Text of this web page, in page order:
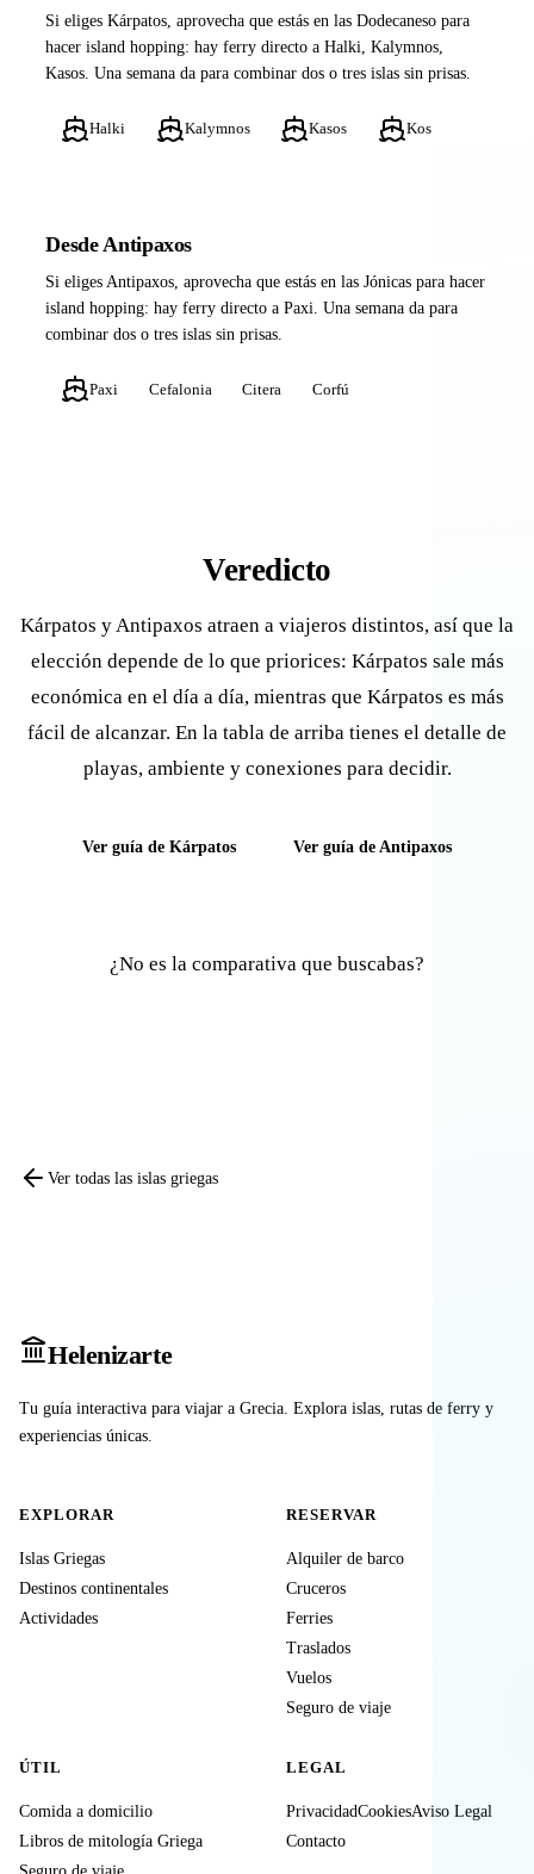
Si eliges Kárpatos, aprovecha que estás en las Dodecaneso para
hacer island hopping: hay ferry directo a Halki, Kalymnos,
Kasos. Una semana da para combinar dos o tres islas sin prisas.
Halki Kalymnos Kasos Kos
Desde Antipaxos
Si eliges Antipaxos, aprovecha que estás en las Jónicas para hacer
island hopping: hay ferry directo a Paxi. Una semana da para
combinar dos o tres islas sin prisas.
Paxi Cefalonia Citera Corfú
Veredicto
Kárpatos y Antipaxos atraen a viajeros distintos, así que la
elección depende de lo que priorices: Kárpatos sale más
económica en el día a día, mientras que Kárpatos es más
fácil de alcanzar. En la tabla de arriba tienes el detalle de
playas, ambiente y conexiones para decidir.
Ver guía de Kárpatos Ver guía de Antipaxos
¿No es la comparativa que buscabas?
Ver todas las islas griegas
Helenizarte
Tu guía interactiva para viajar a Grecia. Explora islas, rutas de ferry y
experiencias únicas.
EXPLORAR
Islas Griegas
Destinos continentales
Actividades
RESERVAR
Alquiler de barco
Cruceros
Ferries
Traslados
Vuelos
Seguro de viaje
ÚTIL
Comida a domicilio
Libros de mitología Griega
LEGAL
PrivacidadCookiesAviso Legal
Contacto